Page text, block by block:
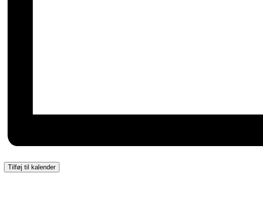
Tilføj til kalender